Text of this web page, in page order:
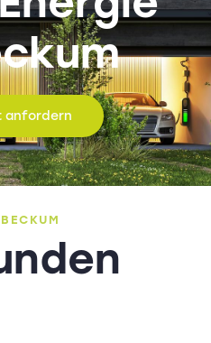
anfordern